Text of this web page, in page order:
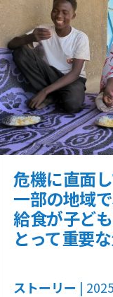
危機に直面
一部の地域
給食が子ど
とって重要
ストーリー |